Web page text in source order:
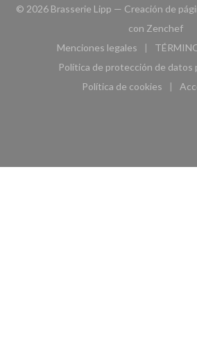
© 2026 Brasserie Lipp — Creación de
con Zenchef
Menciones legales
((abre en una nueva
Política de protección de datos
((abre
Política de cookies
((abre en una